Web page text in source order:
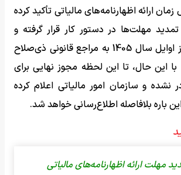
ارائه اظهارنامه‌های مالیاتی تأکید کرده
مهلت‌ها در دستور کار قرار گرفته و
پیشنهاد مربوطه از اوایل سال 1405 به مراجع قانونی ذی‌صلاح
این حال، تا این لحظه مجوز نهایی برای
نشده و سازمان امور مالیاتی اعلام کرده
باره بلافاصله اطلاع‌رسانی خواهد شد.
مهلت ارائه اظهارنامه‌های مالیاتی